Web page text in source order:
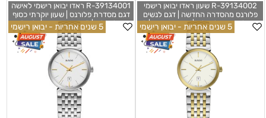
R-39134002 שעון ראדו יבואן רישמי
פלורנס מהסדרה החדשה | דגם לנשים
משולב זהב בלוח לבן | מנגנון שווצרי | 5
שנים אחריות | RADO Florence
Classic 30mm Gold-Silver
Women's
5 שנים אחריות - יבואן רישמי
R-39134001 ראדו יבואן רישמי לאישה
דגם מסדרת פלורנס | שעון יוקרתי כסוף
בלוח לבן | 5 שנים אחריות | Rado
Florence Classic Steel Quartz 30
mm R48913013
5 שנים אחריות - יבואן רישמי